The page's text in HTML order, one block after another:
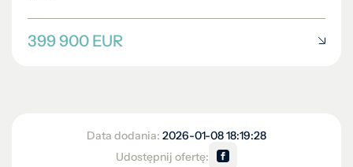
399 900 EUR
Data dodania: 2026-01-08 18:19:28
Udostępnij ofertę: